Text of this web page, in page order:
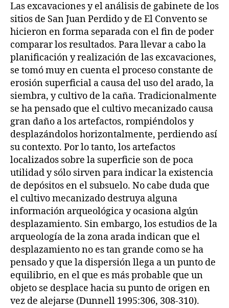
Las excavaciones y el análisis de gabinete de los
sitios de San Juan Perdido y de El Convento se
hicieron en forma separada con el fin de poder
comparar los resultados. Para llevar a cabo la
planificación y realización de las excavaciones,
se tomó muy en cuenta el proceso constante de
erosión superficial a causa del uso del arado, la
siembra, y cultivo de la caña. Tradicionalmente
se ha pensado que el cultivo mecanizado causa
gran daño a los artefactos, rompiéndolos y
desplazándolos horizontalmente, perdiendo así
su contexto. Por lo tanto, los artefactos
localizados sobre la superficie son de poca
utilidad y sólo sirven para indicar la existencia
de depósitos en el subsuelo. No cabe duda que
el cultivo mecanizado destruya alguna
información arqueológica y ocasiona algún
desplazamiento. Sin embargo, los estudios de la
arqueología de la zona arada indican que el
desplazamiento no es tan grande como se ha
pensado y que la dispersión llega a un punto de
equilibrio, en el que es más probable que un
objeto se desplace hacia su punto de origen en
vez de alejarse (Dunnell 1995:306, 308-310).